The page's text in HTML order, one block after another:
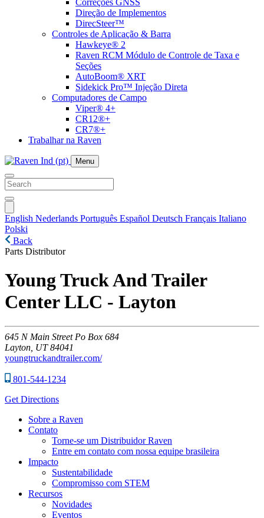
Correções GNSS
Direção de Implementos
DirecSteer™
Controles de Aplicação & Barra
Hawkeye® 2
Raven RCM Módulo de Controle de Taxa e
Seções
AutoBoom® XRT
Sidekick Pro™ Injeção Direta
Computadores de Campo
Viper® 4+
CR12®+
CR7®+
Trabalhar na Raven
Menu
English Nederlands Português Español Deutsch Français Italiano
Polski
Back
Parts Distributor
Young Truck And Trailer
Center LLC - Layton
645 N Main Street Po Box 684
Layton, UT 84041
youngtruckandtrailer.com/
801-544-1234
Get Directions
Sobre a Raven
Contato
Torne-se um Distribuidor Raven
Entre em contato com nossa equipe brasileira
Impacto
Sustentabilidade
Compromisso com STEM
Recursos
Novidades
Eventos